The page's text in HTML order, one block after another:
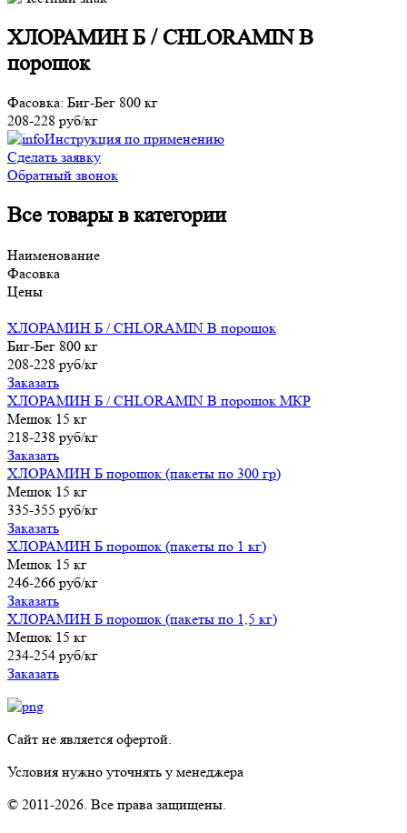
ХЛОРАМИН Б / CHLORAMIN B
порошок
Фасовка: Биг-Бег 800 кг
208-228 руб/кг
Инструкция по применению
Сделать заявку
Обратный звонок
Все товары в категории
Наименование
Фасовка
Цены
ХЛОРАМИН Б / CHLORAMIN B порошок
Биг-Бег 800 кг
208-228 руб/кг
Заказать
ХЛОРАМИН Б / CHLORAMIN B порошок МКР
Мешок 15 кг
218-238 руб/кг
Заказать
ХЛОРАМИН Б порошок (пакеты по 300 гр)
Мешок 15 кг
335-355 руб/кг
Заказать
ХЛОРАМИН Б порошок (пакеты по 1 кг)
Мешок 15 кг
246-266 руб/кг
Заказать
ХЛОРАМИН Б порошок (пакеты по 1,5 кг)
Мешок 15 кг
234-254 руб/кг
Заказать
Сайт не является офертой.
Условия нужно уточнять у менеджера
© 2011-2026. Все права защищены.